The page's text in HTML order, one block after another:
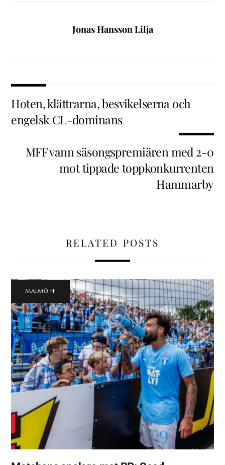
Jonas Hansson Lilja
Hoten, klättrarna, besvikelserna och
engelsk CL-dominans
MFF vann säsongspremiären med 2-0
mot tippade toppkonkurrenten
Hammarby
RELATED POSTS
MALMÖ FF